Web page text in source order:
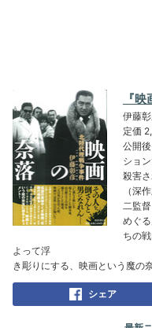
『
伊藤
定価
公開
ショ
殺害
（深
二監
めぐ
ちの
よって浮
き彫りにする、映画という魔の
シェア